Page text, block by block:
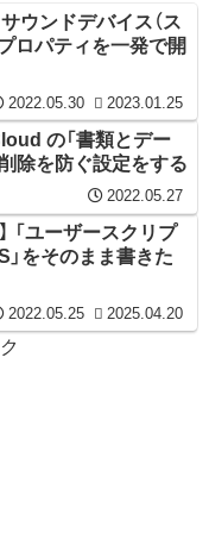
サウンドデバイス（ス
ロパティを一発で開
2022.05.30 2023.01.25
の「書類とデー
除を防ぐ設定をする
2022.05.27
「ユーザースクリプ
」をそのまま書きた
2022.05.25 2025.04.20